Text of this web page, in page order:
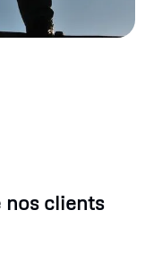
nos clients